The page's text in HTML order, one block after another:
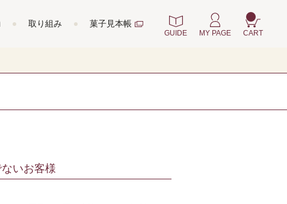
取り組み 菓子見本帳
GUIDE MY PAGE CART
いお客様